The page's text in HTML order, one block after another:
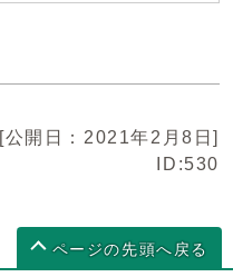
[公開日：2021年2月8日]
ID:530
ページの先頭へ戻る